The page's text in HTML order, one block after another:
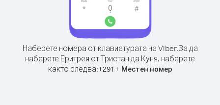
Наберете номера от клавиатурата на Viber.За да
наберете Еритрея от Тристан да Куня, наберете
както следва:+291+ Местен номер